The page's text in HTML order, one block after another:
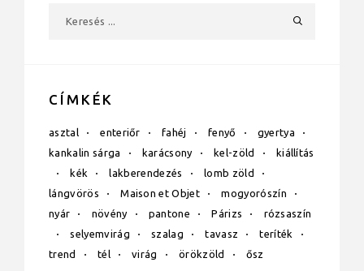
CÍMKÉK
asztal enteriőr fahéj fenyő
gyertya
kankalin sárga
karácsony kel-zöld
kiállítás
kék
lakberendezés
lomb zöld
lángvörös
Maison et Objet
mogyorószín
nyár
növény pantone Párizs
rózsaszín
selyemvirág
szalag tavasz
teríték
trend
tél virág örökzöld ősz